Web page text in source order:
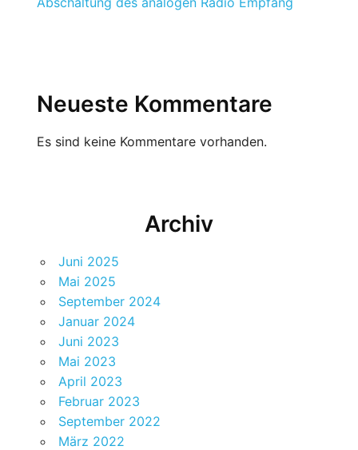
Neueste Kommentare
Es sind keine Kommentare vorhanden.
Archiv
Juni 2025
Mai 2025
September 2024
Januar 2024
Juni 2023
Mai 2023
April 2023
Februar 2023
September 2022
März 2022